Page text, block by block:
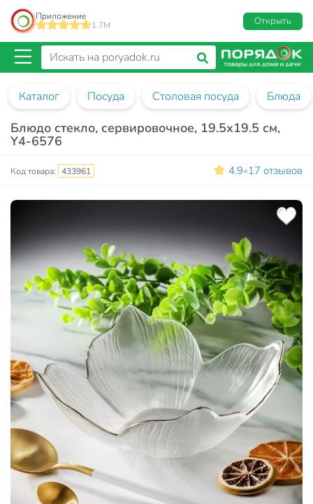
Приложение
1.7M
Открыть
Каталог Посуда Столовая посуда Блюда
Блюдо стекло, сервировочное, 19.5х19.5 см,
Y4-6576
Код товара: 433961 4.9•17 отзывов